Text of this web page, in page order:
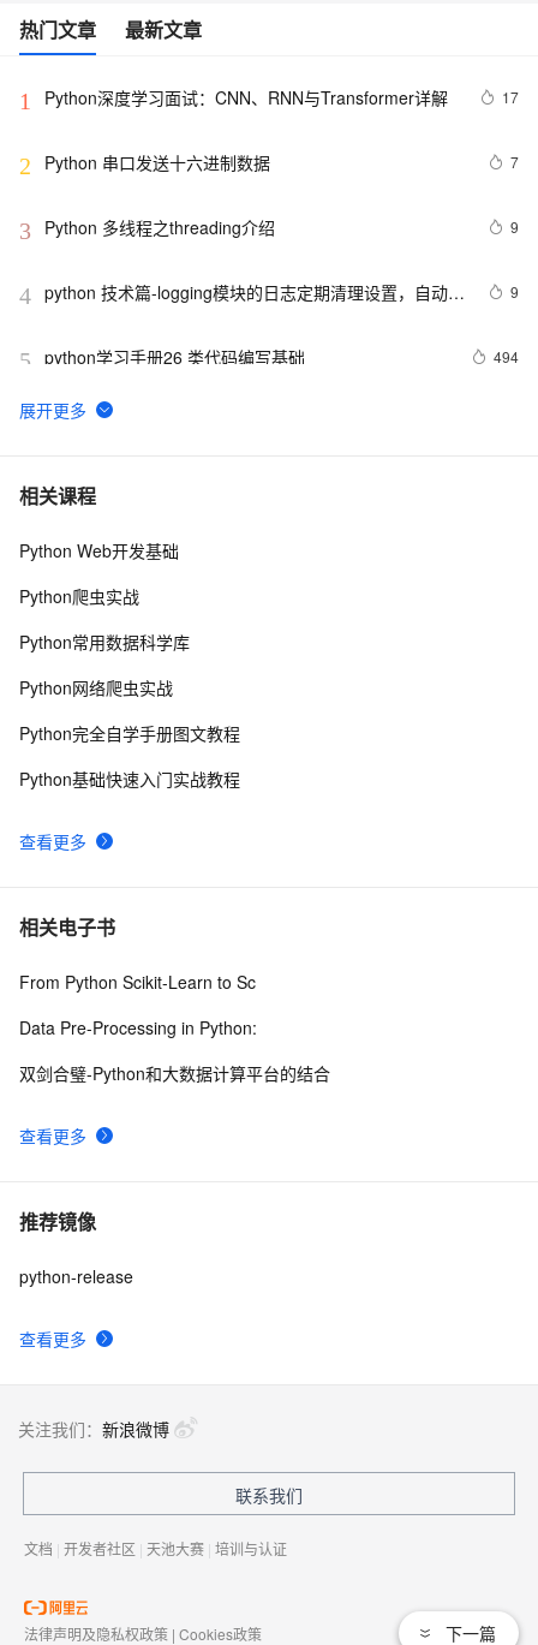
热门文章 最新文章
1 Python深度学习面试：CNN、RNN与Transformer详解 17
2 Python 串口发送十六进制数据 7
3 Python 多线程之threading介绍 9
4 python 技术篇-logging模块的日志定期清理设置，自动清
9
5 python学习手册26 类代码编写基础 494
6
AIGC革新，将文字或者LOGO融入AI视频基于PIKA-
7 Python继承及方法解析顺序（MRO）详解 | 示例与
8 python高阶函数和匿名函数
评价这部通吃高考作文的电视剧？
10Python：使用PyJWT实现JSON Web Tokens加密解密
相关课程
查看更多
Python Web开发基础
Python爬虫实战
Python常用数据科学库
Python网络爬虫实战
Python完全自学手册图文教程
Python基础快速入门实战教程
相关电子书
查看更多
From Python Scikit-Learn to Sc
Data Pre-Processing in Python:
双剑合璧-Python和大数据计算平台的结合
推荐镜像
查看更多
python-release
下一篇
关注我们： 新浪微博
联系我们
文档 | 开发者社区 | 天池大赛 | 培训与认证
法律声明及隐私权政策 | Cookies政策